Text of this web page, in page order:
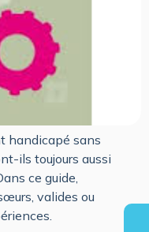
handicapé sans
ils toujours aussi
ce guide,
valides ou